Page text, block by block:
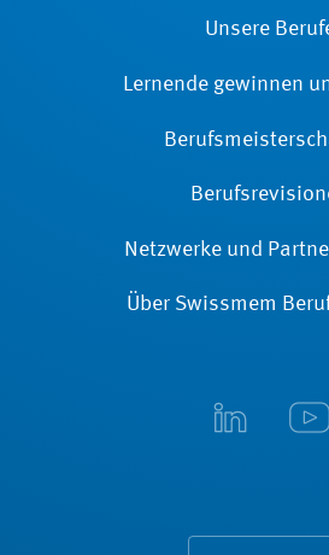
Unsere
Lernende gewinnen
Netzwerke und
Über Swissmem